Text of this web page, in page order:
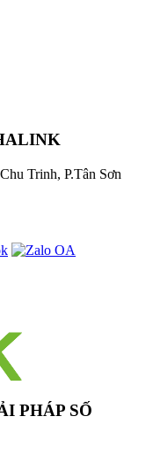
Trinh, P.Tân Sơn
PHÁP SỐ